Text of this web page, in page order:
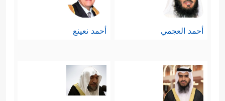
أحمد العجمي أحمد نعينع